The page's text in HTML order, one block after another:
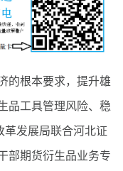
的根本要求，提升雄
品工具管理风险、稳
发展局联合河北证
部期货衍生品业务专